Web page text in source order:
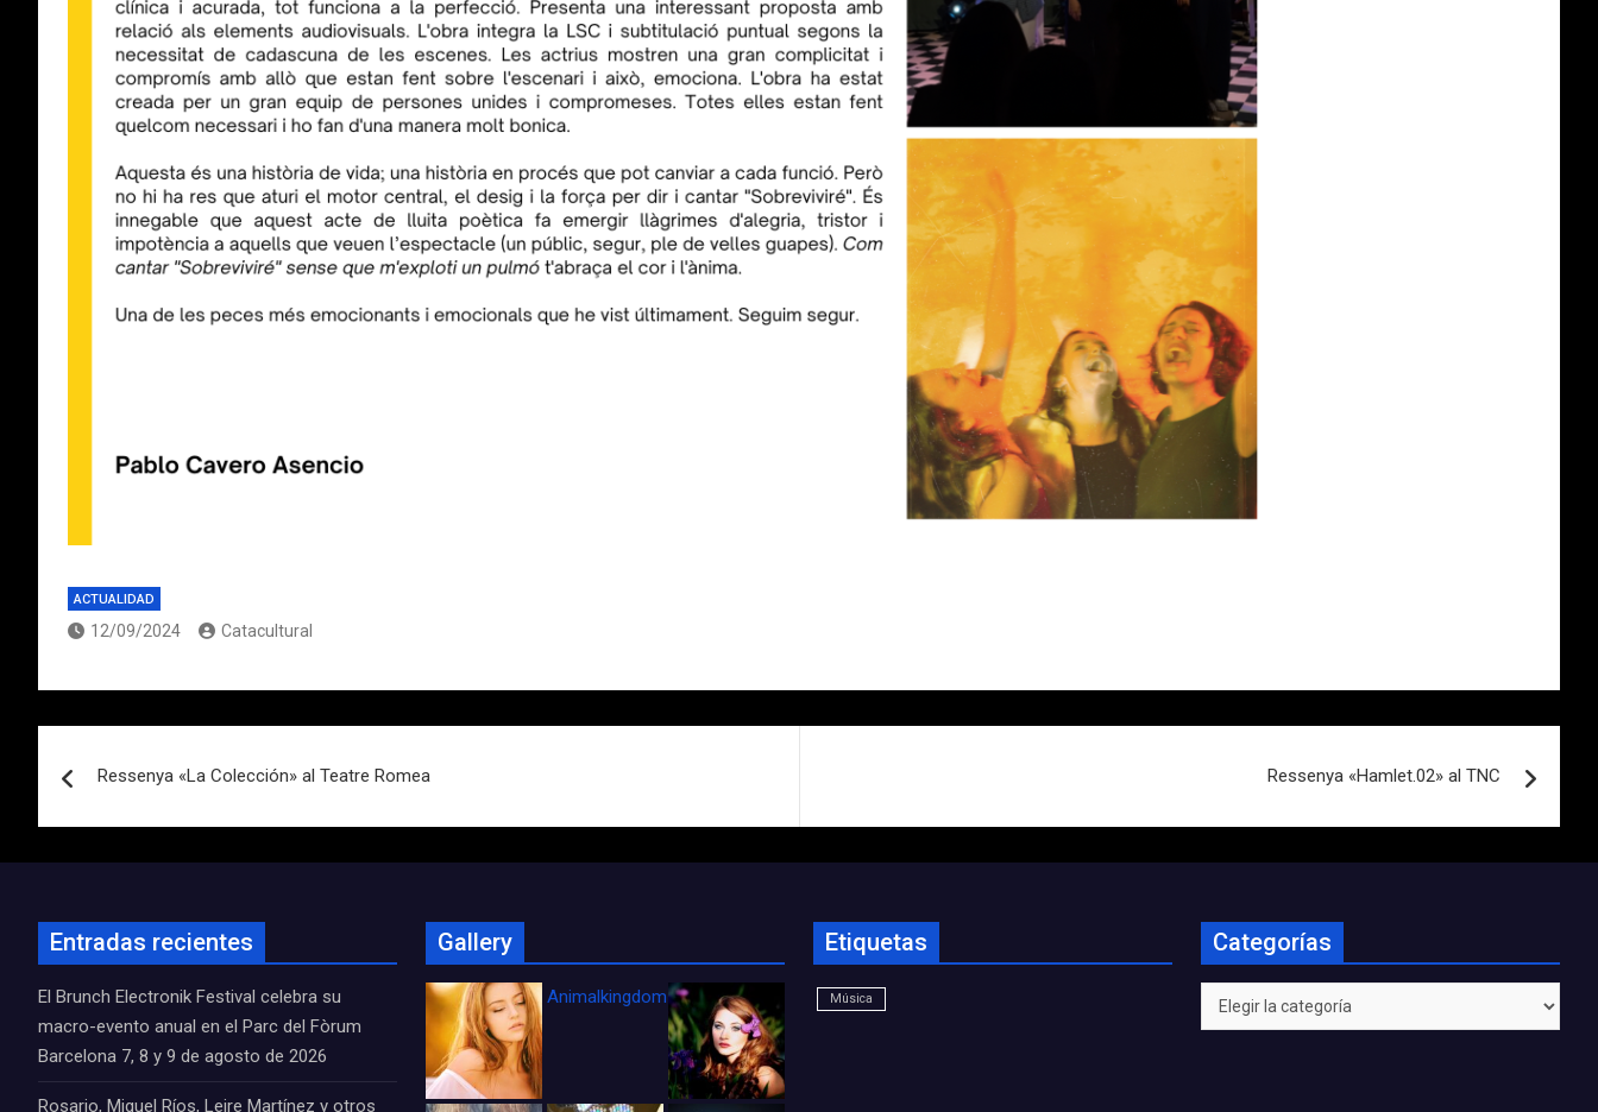
ACTUALIDAD
12/09/2024 Catacultural
de
Ressenya «La Colección» al Teatre Romea Ressenya «Hamlet.02» al TNC
Entradas recientes
El Brunch Electronik Festival celebra su
macro-evento anual en el Parc del Fòrum
Barcelona 7, 8 y 9 de agosto de 2026
Rosario, Miguel Ríos, Leire Martínez y otros
Gallery
Animalkingdom_FichaCine
Etiquetas
Música
Categorías
Categorías